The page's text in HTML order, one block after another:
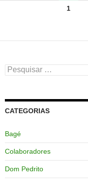
posts
1
Pesquisar
por:
CATEGORIAS
Bagé
Colaboradores
Dom Pedrito